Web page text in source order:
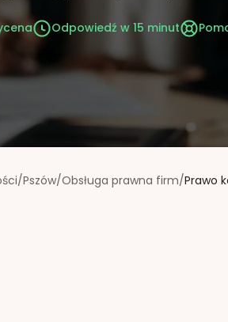
Odpowiedź w 15 minut
/Pszów/Obsługa prawna firm/Prawo